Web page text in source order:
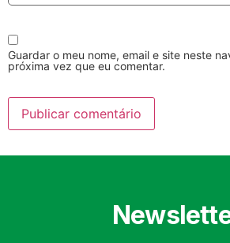
Guardar o meu nome, email e site neste
próxima vez que eu comentar.
com Aspiração e de
Interiores